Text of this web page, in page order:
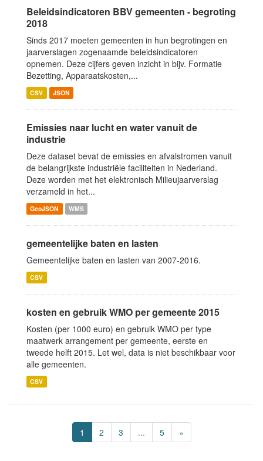
Beleidsindicatoren BBV gemeenten - begroting
2018
Sinds 2017 moeten gemeenten in hun begrotingen en
jaarverslagen zogenaamde beleidsindicatoren
opnemen. Deze cijfers geven inzicht in bijv. Formatie
Bezetting, Apparaatskosten,...
CSV JSON
Emissies naar lucht en water vanuit de
industrie
Deze dataset bevat de emissies en afvalstromen vanuit
de belangrijkste industriële faciliteiten in Nederland.
Deze worden met het elektronisch Milieujaarverslag
verzameld in het...
GeoJSON WMS
gemeentelijke baten en lasten
Gemeentelijke baten en lasten van 2007-2016.
CSV
kosten en gebruik WMO per gemeente 2015
Kosten (per 1000 euro) en gebruik WMO per type
maatwerk arrangement per gemeente, eerste en
tweede helft 2015. Let wel, data is niet beschikbaar voor
alle gemeenten.
CSV
1 2 3 ... 5 »